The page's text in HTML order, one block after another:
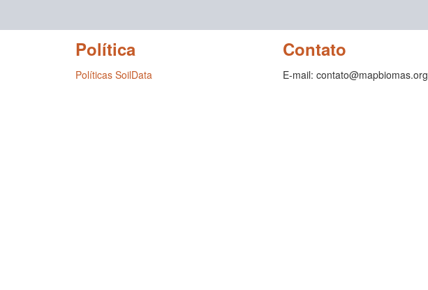
Política
Políticas SoilData
Contato
E-mail: contato@mapbiomas.org